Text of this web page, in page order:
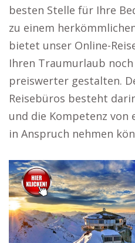
besten Stelle für Ihre
zu einem
bietet unser Online-
Ihren Traumurlaub
preiswerter gestalten.
Reisebüros besteht
und die Kompetenz von
in Anspruch nehmen